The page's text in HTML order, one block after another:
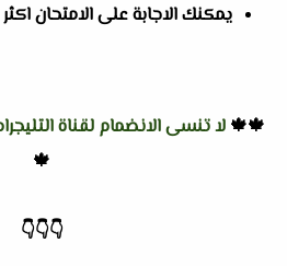
يمكنك الاجابة على الامتحان
🍁🍁 لا تنسى الانضمام لقناة
🍁
👇
👇
👇